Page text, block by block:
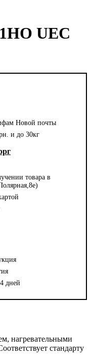
UEC
Новой почты
и до 30кг
товара в
дней
нагревательными
стандарту